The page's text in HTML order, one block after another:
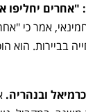
"אחרים
ובנהריה.